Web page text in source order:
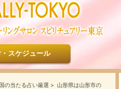
スケジュール
の当たる占い厳選 > 山形県は山形市の